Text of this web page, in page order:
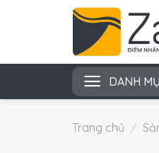
DANH
Trang chủ /